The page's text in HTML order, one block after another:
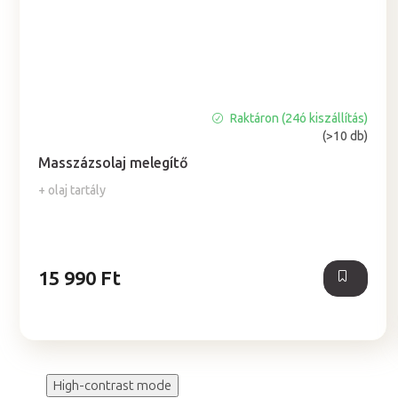
Masszázsolaj melegítő
+ olaj tartály
átlagos
5-
Raktáron (24ó kiszállítás)
(>10 db)
15 990 Ft
High-contrast mode